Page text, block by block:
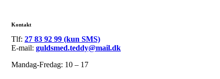
Kontakt
Tlf: 27 83 92 99 (kun SMS)
E-mail: guldsmed.teddy@mail.dk
Mandag-Fredag: 10 – 17